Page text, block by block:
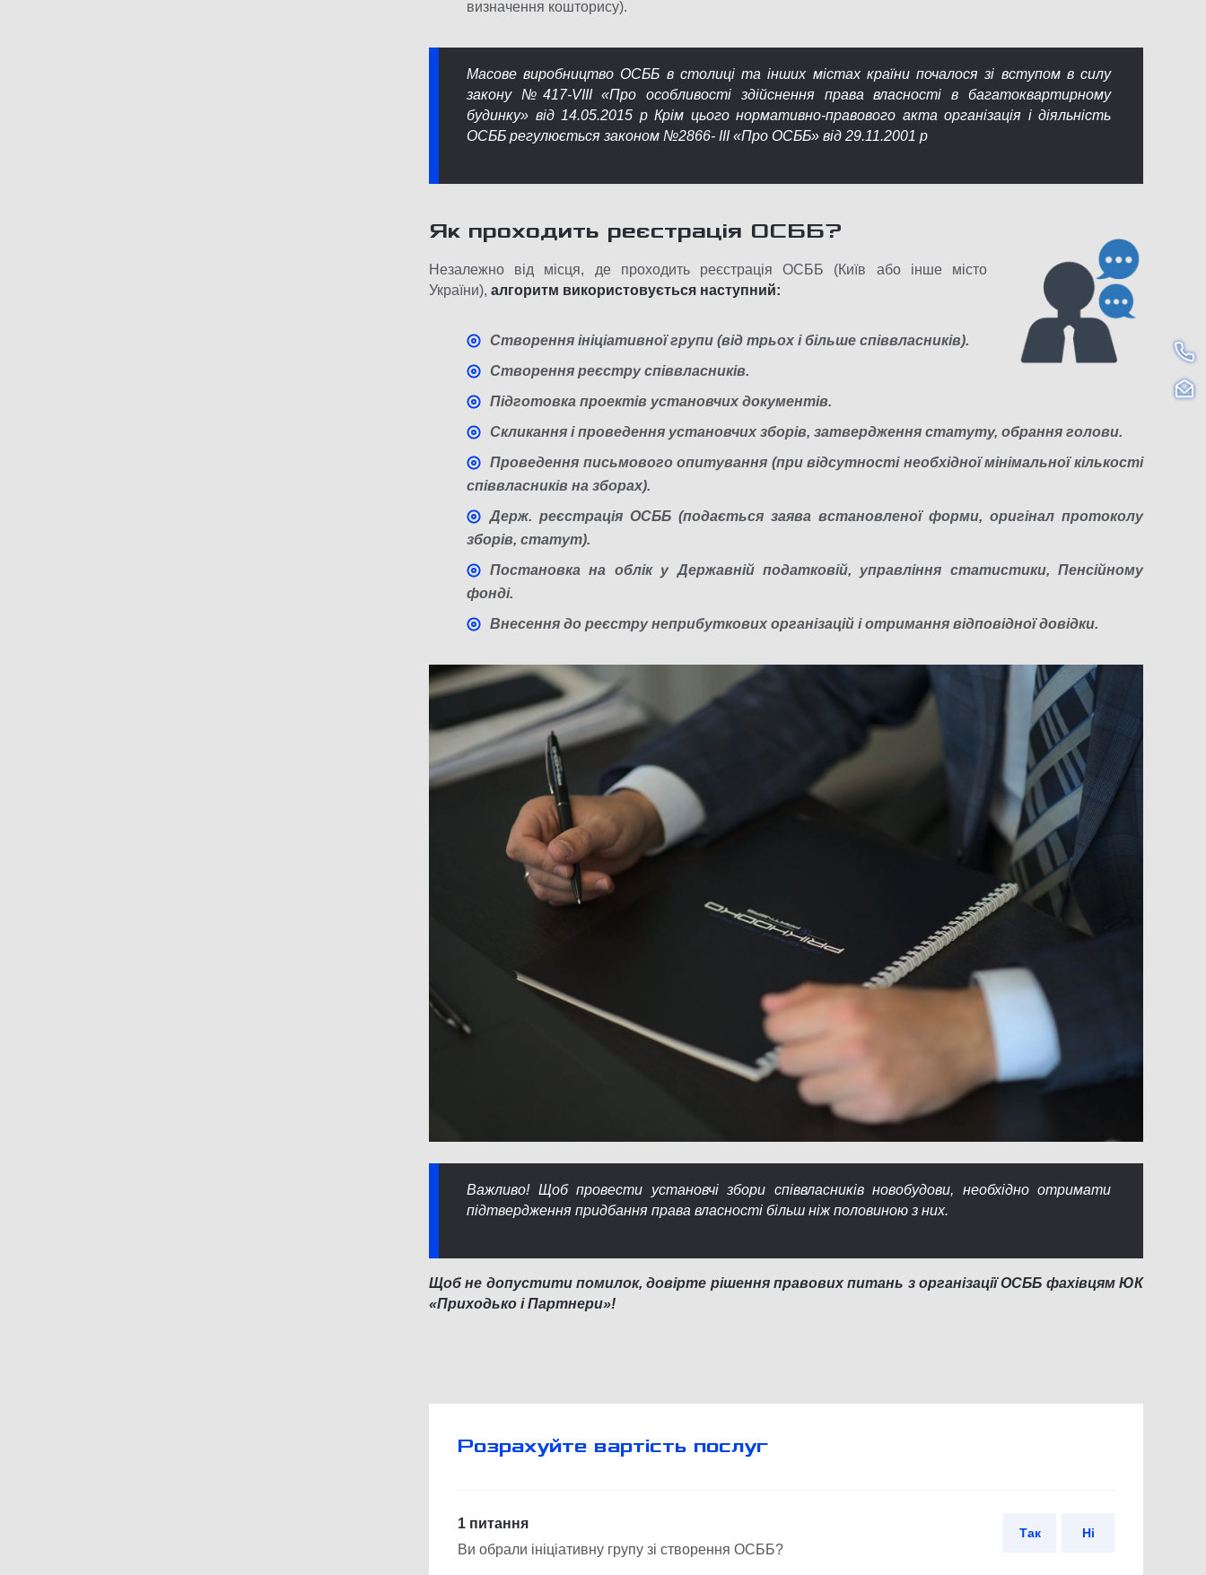
визначення кошторису).
Масове виробництво ОСББ в столиці та інших містах країни почалося зі вступом в силу
закону №417-VIII «Про особливості здійснення права власності в багатоквартирному
будинку» від 14.05.2015 р Крім цього нормативно-правового акта організація і діяльність
ОСББ регулюється законом №2866- III «Про ОСББ» від 29.11.2001 р
Як проходить реєстрація ОСББ?
Незалежно від місця, де проходить реєстрація ОСББ (Київ або інше місто
України), алгоритм використовується наступний:
Створення ініціативної групи (від трьох і більше співвласників).
Створення реєстру співвласників.
Підготовка проектів установчих документів.
Скликання і проведення установчих зборів, затвердження статуту, обрання голови.
Проведення письмового опитування (при відсутності необхідної мінімальної кількості
співвласників на зборах).
Держ. реєстрація ОСББ (подається заява встановленої форми, оригінал протоколу
зборів, статут).
Постановка на облік у Державній податковій, управління статистики, Пенсійному
фонді.
Внесення до реєстру неприбуткових організацій і отримання відповідної довідки.
Важливо! Щоб провести установчі збори співвласників новобудови, необхідно отримати
підтвердження придбання права власності більш ніж половиною з них.
Щоб не допустити помилок, довірте рішення правових питань з організації ОСББ фахівцям ЮК
«Приходько і Партнери»!
Розрахуйте вартість послуг
1 питання
Ви обрали ініціативну групу зі створення ОСББ?
Так Ні